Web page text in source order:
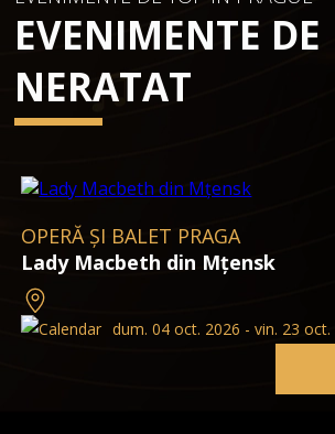
EVENIMENTE DE
NERATAT
OPERĂ ȘI BALET PRAGA
Lady Macbeth din Mțensk
dum. 04 oct. 2026 - vin. 23 oct.